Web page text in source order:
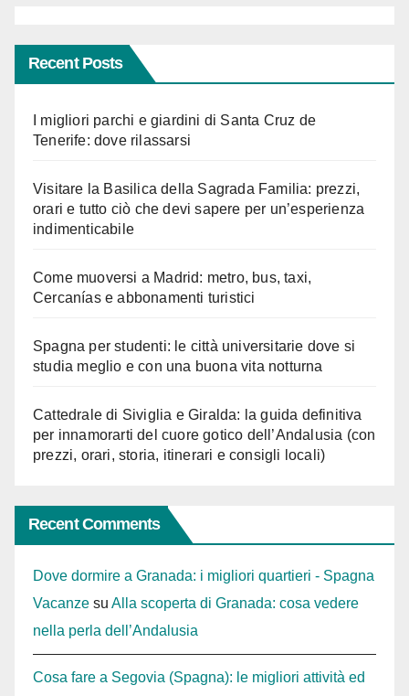
Recent Posts
I migliori parchi e giardini di Santa Cruz de
Tenerife: dove rilassarsi
Visitare la Basilica della Sagrada Familia: prezzi,
orari e tutto ciò che devi sapere per un’esperienza
indimenticabile
Come muoversi a Madrid: metro, bus, taxi,
Cercanías e abbonamenti turistici
Spagna per studenti: le città universitarie dove si
studia meglio e con una buona vita notturna
Cattedrale di Siviglia e Giralda: la guida definitiva
per innamorarti del cuore gotico dell’Andalusia (con
prezzi, orari, storia, itinerari e consigli locali)
Recent Comments
Dove dormire a Granada: i migliori quartieri - Spagna
Vacanze su Alla scoperta di Granada: cosa vedere
nella perla dell’Andalusia
Cosa fare a Segovia (Spagna): le migliori attività ed